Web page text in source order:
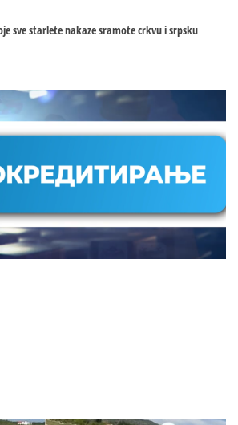
sve starlete nakaze sramote crkvu i srpsku